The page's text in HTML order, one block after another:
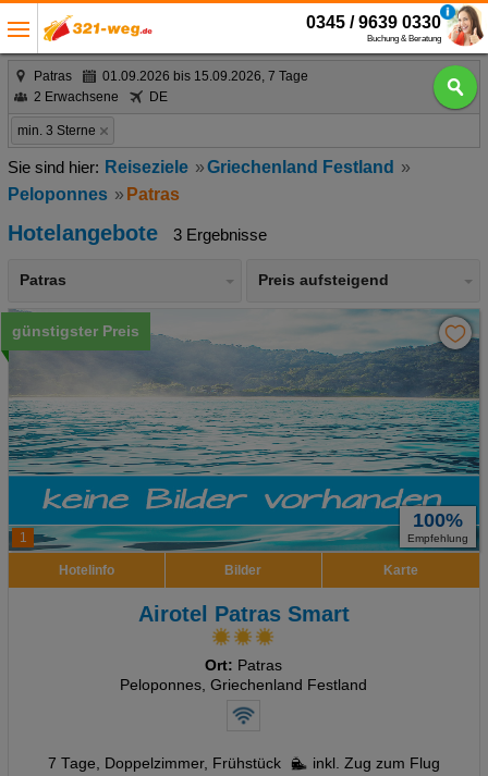
0345 / 9639 0330
Buchung & Beratung
Patras
01.09.2026 bis 15.09.2026, 7 Tage
2 Erwachsene
DE
min. 3 Sterne
Reiseziele
Griechenland Festland
Peloponnes
Patras
Hotelangebote 3 Ergebnisse
Patras Preis aufsteigend
1
günstigster Preis
100%
Empfehlung
Hotelinfo Bilder Karte
Airotel Patras Smart
Ort: Patras
Peloponnes, Griechenland Festland
7 Tage, Doppelzimmer, Frühstück
inkl. Zug zum Flug